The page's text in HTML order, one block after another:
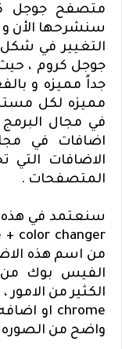
متصفح جوجل
سنشرحها الأن
التغيير في
جوجل كروم ،
جداً مميزه و
مميزه لكل
في مجال
اضافات في
الاضافات
المتصفحات .
سنعتمد في هذه
+ color changer
من اسم هذه
الفيس بوك من
الكثير من
chrome او
واضح من الصوره